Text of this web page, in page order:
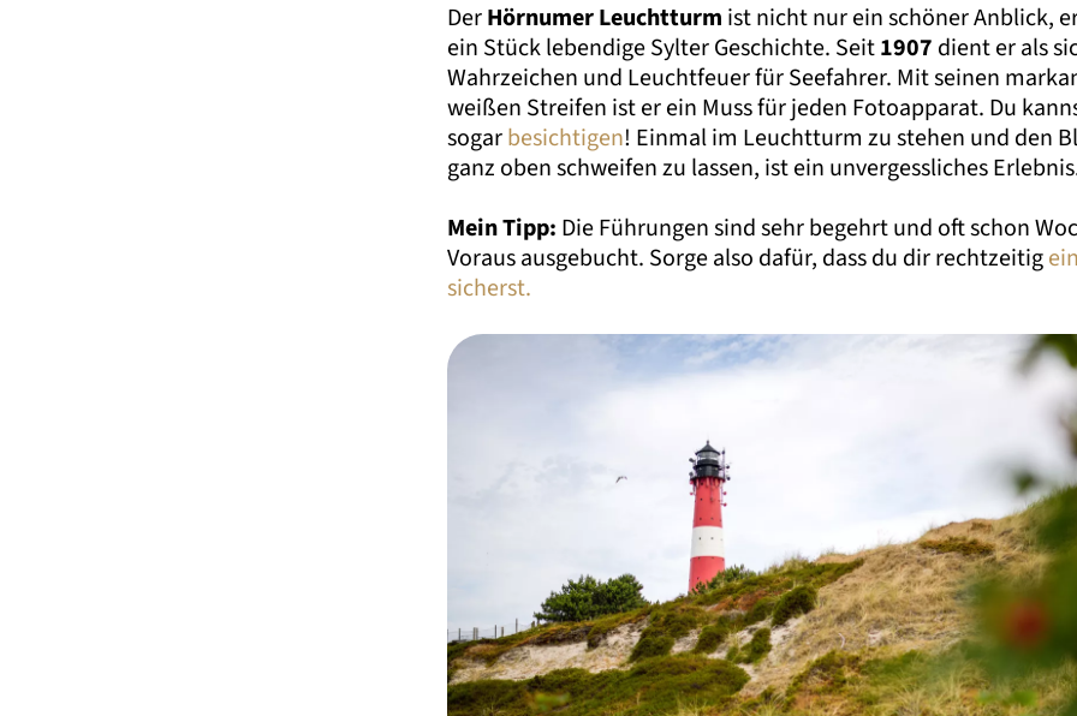
DerHörnumer Leuchtturm ist nicht nur ein schöner Anblick,
ein Stück lebendige Sylter Geschichte. Seit1907 dient er als
Wahrzeichen und Leuchtfeuer für Seefahrer. Mit seinen
weißen Streifen ist er ein Muss für jeden Fotoapparat. Du
sogarbesichtigen! Einmal im Leuchtturm zu stehen und den
ganz oben schweifen zu lassen, ist ein unvergessliches
Mein Tipp: Die Führungen sind sehr begehrt und oft schon
Voraus ausgebucht. Sorge also dafür, dass du dir rechtzeitig
sicherst.